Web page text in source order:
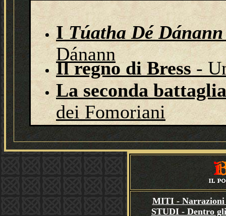
ITúatha Dé Dánann
Dánann
Il regno di Bress-
La seconda
dei Fomoriani
MITI - Narrazioni
STUDI - Dentro